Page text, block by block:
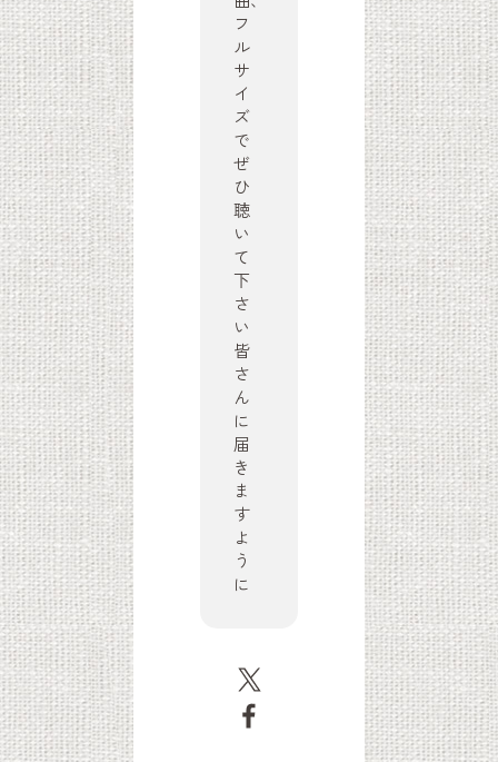
フ
ル
サ
イ
ズ
で
ぜ
ひ
聴
い
て
下
さ
い
皆
さ
ん
に
届
き
ま
す
よ
う
に